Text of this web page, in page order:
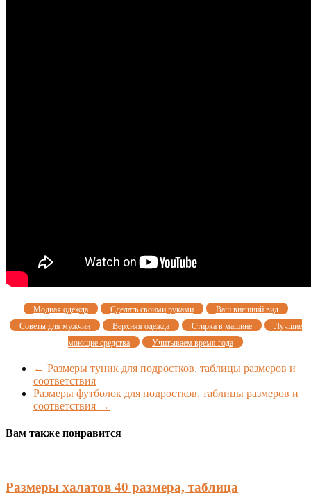
Модная одежда Сделать своими руками
Ваш внешний вид
Советы для мужчин
Верхняя одежда Стирка в машине
Лучшие
моющие средства
Учитываем время года
← Размеры туник для подростков, таблицы размеров и
соответствия
Размеры футболок для подростков, таблицы размеров и
соответствия →
Вам также понравится
Размеры халатов 40 размера, таблица